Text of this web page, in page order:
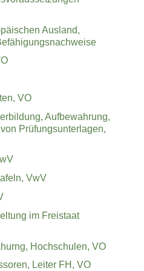
Ausland,
VO
Aufbewahrung,
Prüfungsunterlagen,
VwV
im Freistaat
Hochschulen, VO
Leiter FH, VO